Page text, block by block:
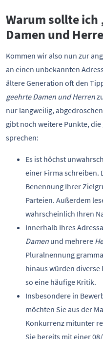
Warum sollte ich
Damen und
Kommen wir also nun zur
an einen unbekannten
ältere Generation oft den
geehrte Damen und Herren
nur langweilig,
gibt noch weitere Punkte,
sprechen:
Es ist höchst
einer Firma schreiben.
Benennung Ihrer
Parteien. Außerdem
wahrscheinlich Ihren
Innerhalb Ihres
Damen und mehrere
Pluralnennung
hinaus würden diverse
so eine häufige Kritik.
Insbesondere in
möchten Sie aus der
Konkurrenz mitunter
Sie bereits mit einer